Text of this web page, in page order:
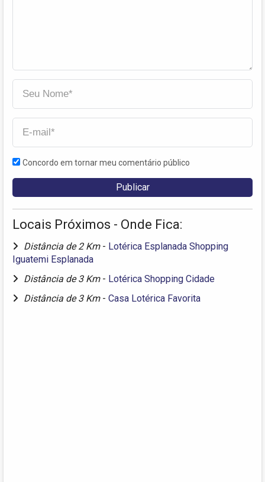
Concordo em tornar meu comentário público
Locais Próximos - Onde Fica:
Distância de 2 Km - Lotérica Esplanada Shopping
Iguatemi Esplanada
Distância de 3 Km - Lotérica Shopping Cidade
Distância de 3 Km - Casa Lotérica Favorita